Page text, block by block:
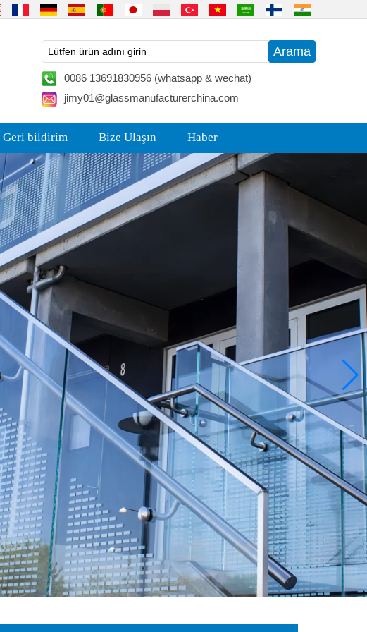
0086 13691830956 (whatsapp & wechat)
jimy01@glassmanufacturerchina.com
Geri bildirim Bize Ulaşın Haber